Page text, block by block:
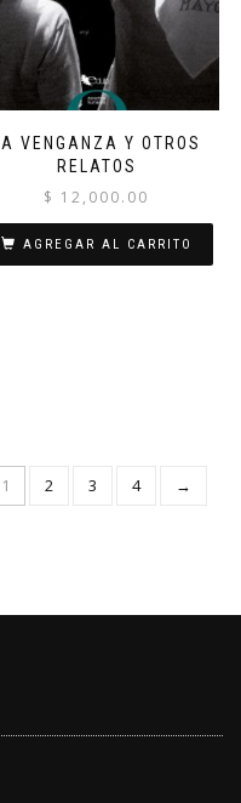
LA VENGANZA Y OTROS
RELATOS
$ 12,000.00
AGREGAR AL CARRITO
1 2 3 4 →